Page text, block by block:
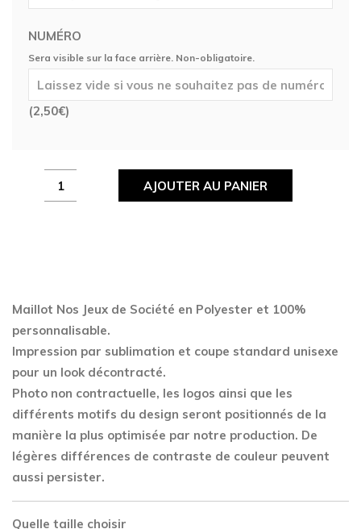
NUMÉRO
Sera visible sur la face arrière. Non-obligatoire.
(2,50€)
Maillot
Nos
AJOUTER AU PANIER
Maillot Nos Jeux de Société en Polyester et 100%
personnalisable.
Impression par sublimation et coupe standard unisexe
pour un look décontracté.
Photo non contractuelle, les logos ainsi que les
différents motifs du design seront positionnés de la
manière la plus optimisée par notre production. De
légères différences de contraste de couleur peuvent
aussi persister.
Quelle taille choisir